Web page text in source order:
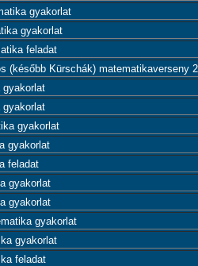
gyakorlat
gyakorlat
feladat
(később Kürschák) matematikaverseny
gyakorlat
gyakorlat
gyakorlat
gyakorlat
feladat
gyakorlat
gyakorlat
gyakorlat
gyakorlat
feladat